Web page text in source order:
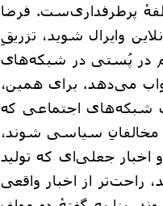
پرطرفداری‌ست. فرضا
وایرال شوید، تزریقِ
در پُستی در شبکه‌های
می‌دهد. برای همین،
شبکه‌های اجتماعی که
سیاسی شوند،
جعلی‌ای که تولید
از اخبار واقعی